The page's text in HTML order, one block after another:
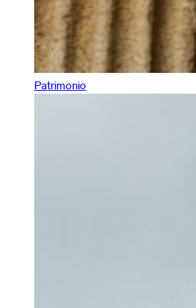
Patrimonio